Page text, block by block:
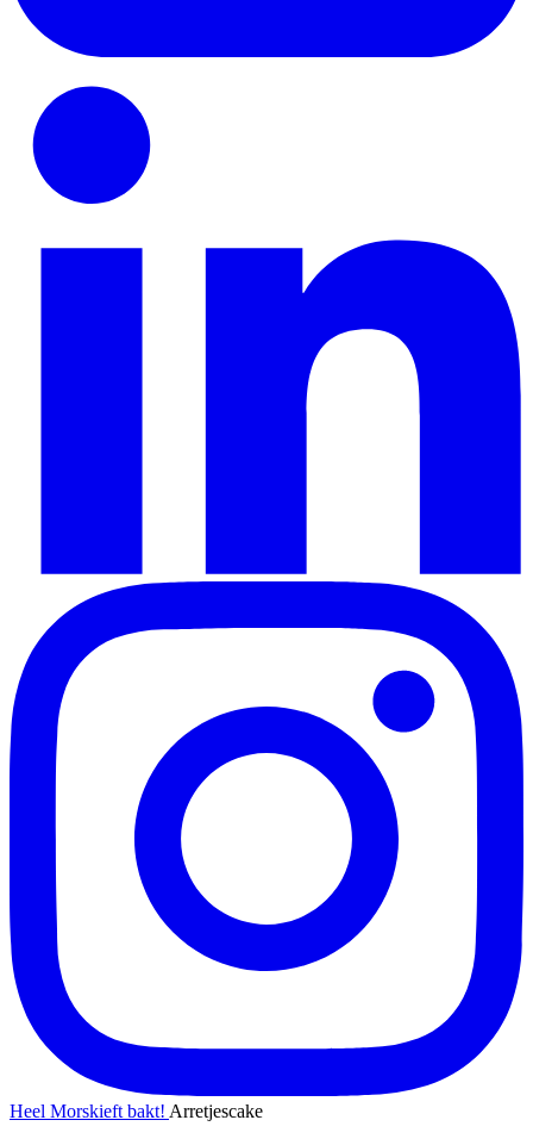
Heel Morskieft bakt! Arretjescake